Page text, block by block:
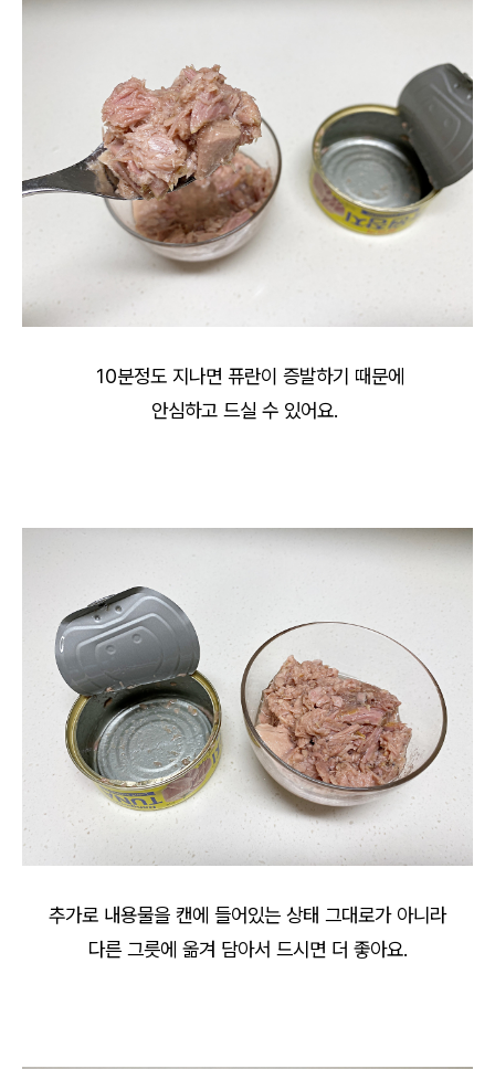
10분정도 지나면 퓨란이 증발하기 때문에
안심하고 드실 수 있어요.
추가로 내용물을 캔에 들어있는 상태 그대로가 아니라
다른 그릇에 옮겨 담아서 드시면 더 좋아요.